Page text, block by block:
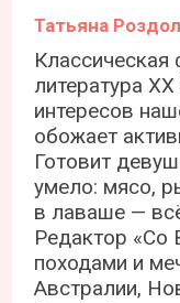
Татьяна
Классическая
литература
интересов
обожает
Готовит
умело: мясо,
в лаваше —
Редактор «Со
походами и
Австралии,